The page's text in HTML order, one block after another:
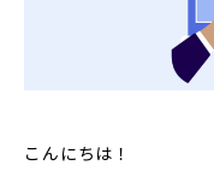
こんにちは！